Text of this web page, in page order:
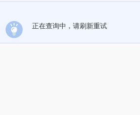
正在查询中，请刷新重试